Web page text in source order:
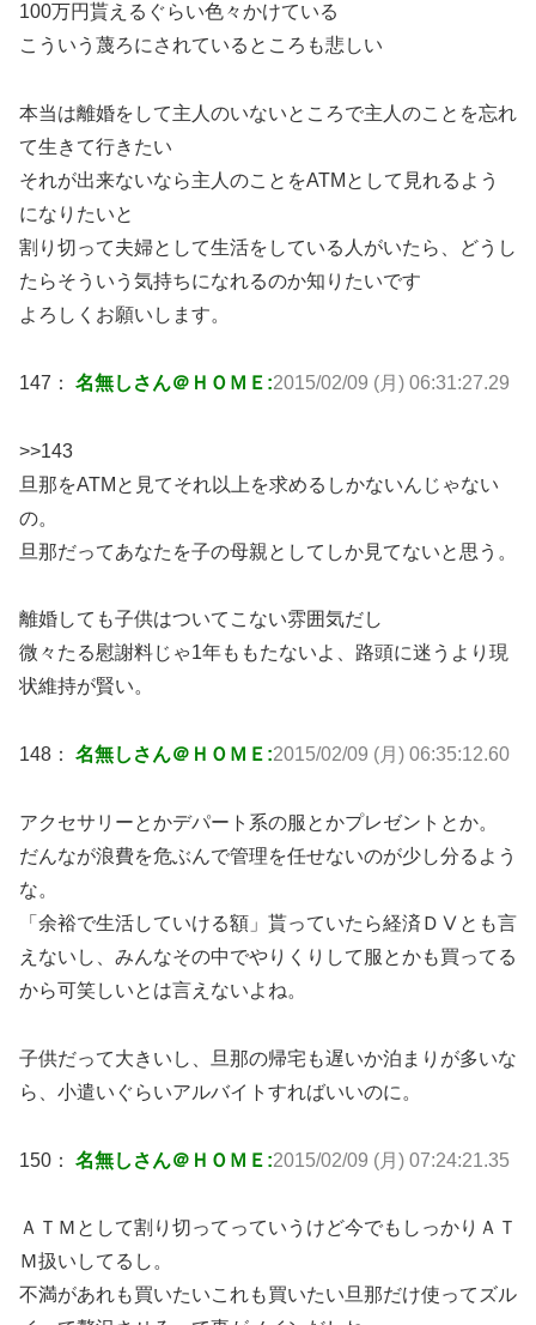
100万円貰えるぐらい色々かけている
こういう蔑ろにされているところも悲しい
本当は離婚をして主人のいないところで主人のことを忘れ
て生きて行きたい
それが出来ないなら主人のことをATMとして見れるよう
になりたいと
割り切って夫婦として生活をしている人がいたら、どうし
たらそういう気持ちになれるのか知りたいです
よろしくお願いします。
147： 名無しさん＠ＨＯＭＥ:2015/02/09 (月) 06:31:27.29
>>143
旦那をATMと見てそれ以上を求めるしかないんじゃない
の。
旦那だってあなたを子の母親としてしか見てないと思う。
離婚しても子供はついてこない雰囲気だし
微々たる慰謝料じゃ1年ももたないよ、路頭に迷うより現
状維持が賢い。
148： 名無しさん＠ＨＯＭＥ:2015/02/09 (月) 06:35:12.60
アクセサリーとかデパート系の服とかプレゼントとか。
だんなが浪費を危ぶんで管理を任せないのが少し分るよう
な。
「余裕で生活していける額」貰っていたら経済ＤⅤとも言
えないし、みんなその中でやりくりして服とかも買ってる
から可笑しいとは言えないよね。
子供だって大きいし、旦那の帰宅も遅いか泊まりが多いな
ら、小遣いぐらいアルバイトすればいいのに。
150： 名無しさん＠ＨＯＭＥ:2015/02/09 (月) 07:24:21.35
ＡＴＭとして割り切ってっていうけど今でもしっかりＡＴ
Ｍ扱いしてるし。
不満があれも買いたいこれも買いたい旦那だけ使ってズル